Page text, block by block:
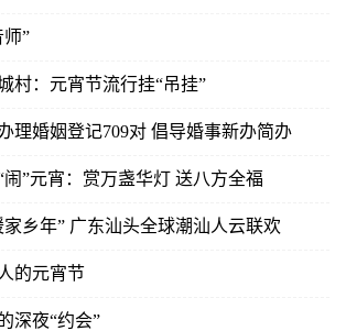
”
村：元宵节流行挂“吊挂”
理婚姻登记709对 倡导婚事新办简办
”元宵：赏万盏华灯 送八方全福
元宵佳节“情暖家乡年” 广东汕头全球潮汕人云联欢
的元宵节
深夜“约会”